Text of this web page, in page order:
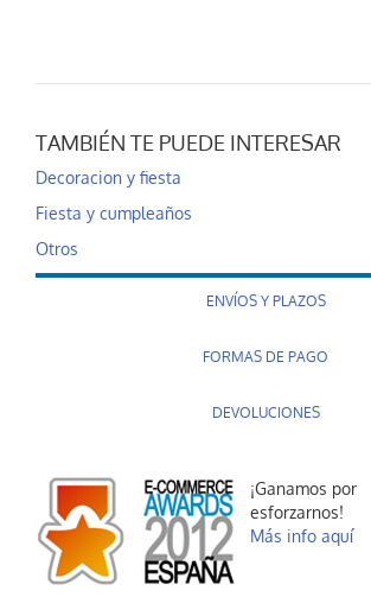
TAMBIÉN TE PUEDE INTERESAR
Decoracion y fiesta
Fiesta y cumpleaños
Otros
ENVÍOS Y PLAZOS
FORMAS DE PAGO
DEVOLUCIONES
¡Ganamos por
esforzarnos!
Más info aquí